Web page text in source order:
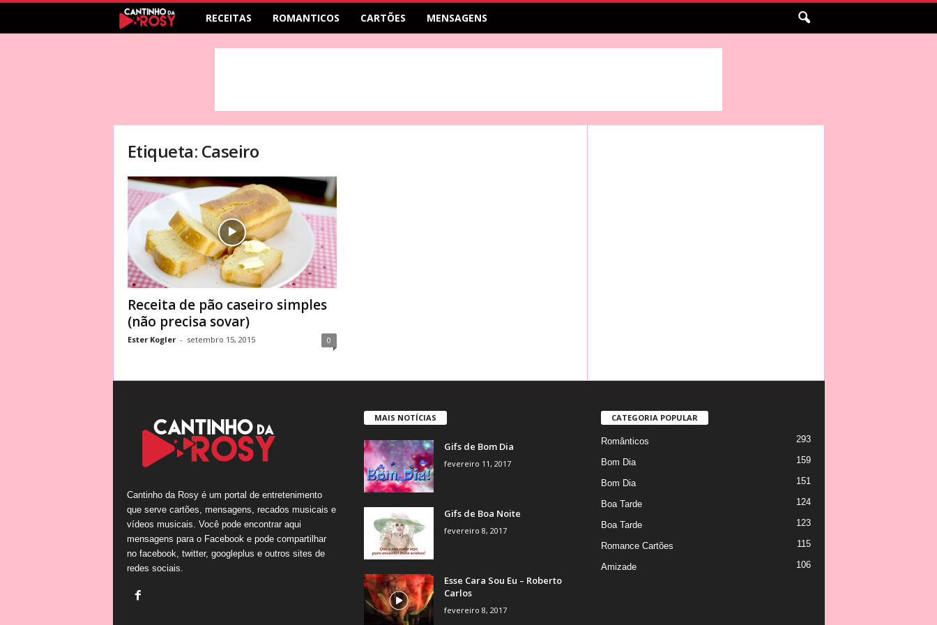
RECEITAS ROMANTICOS CARTÕES MENSAGENS
Etiqueta: Caseiro
Receita de pão caseiro simples
(não precisa sovar)
Ester Kogler - setembro 15, 2015 0
Cantinho da Rosy é um portal de entretenimento
que serve cartões, mensagens, recados musicais e
vídeos musicais. Você pode encontrar aqui
mensagens para o Facebook e pode compartilhar
no facebook, twitter, googleplus e outros sites de
redes sociais.
MAIS NOTÍCIAS
Gifs de Bom Dia
fevereiro 11, 2017
Gifs de Boa Noite
fevereiro 8, 2017
Esse Cara Sou Eu – Roberto
Carlos
fevereiro 8, 2017
CATEGORIA POPULAR
Românticos 293
Bom Dia 159
Bom Dia 151
Boa Tarde 124
Boa Tarde 123
Romance Cartões 115
Amizade 106